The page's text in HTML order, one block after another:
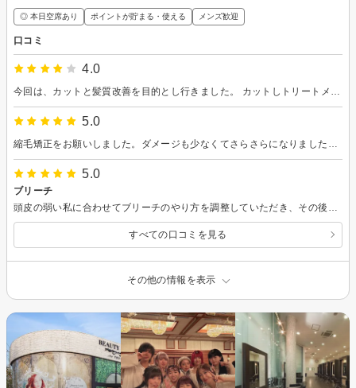
◎ 本日空席あり ポイントが貯まる・使える メンズ歓迎
口コミ
4.0
5.0
5.0
ブリーチ
すべての口コミを見る
その他の情報を表示